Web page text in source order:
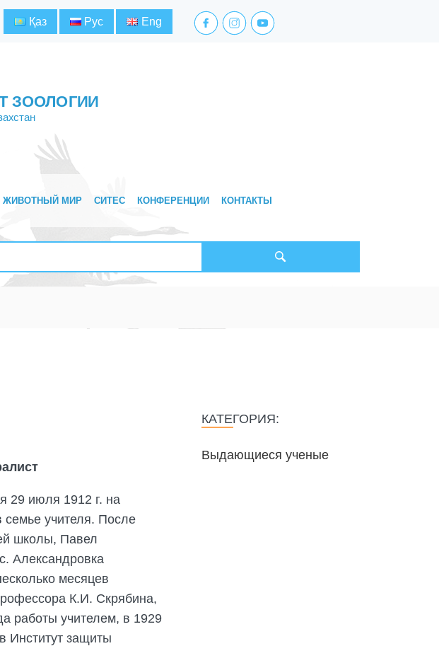
Қаз Рус Eng facebook.com
instagram.com
youtube.com
ЗООЛОГИИ
ЖИВОТНЫЙ МИР СИТЕС КОНФЕРЕНЦИИ КОНТАКТЫ
29 июля 1912 г. на
семье учителя. После
школы, Павел
Александровка
месяцев
К.И. Скрябина,
работы учителем, в 1929
Институт защиты
КАТЕГОРИЯ:
Выдающиеся ученые